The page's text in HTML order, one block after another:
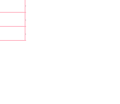
+
+
+